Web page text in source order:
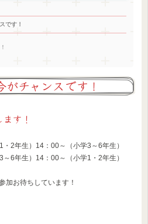
です！
がチャンスです！
す！
2年生）14：00～（小学3～6年生）
6年生）14：00～（小学1・2年生）
加お待ちしています！